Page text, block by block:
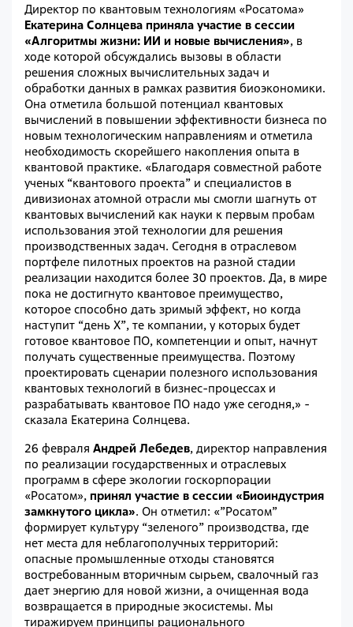
Директор по квантовым технологиям «Росатома»
Екатерина Солнцева приняла участие в сессии
«Алгоритмы жизни: ИИ и новые вычисления», в
ходе которой обсуждались вызовы в области
решения сложных вычислительных задач и
обработки данных в рамках развития биоэкономики.
Она отметила большой потенциал квантовых
вычислений в повышении эффективности бизнеса по
новым технологическим направлениям и отметила
необходимость скорейшего накопления опыта в
квантовой практике. «Благодаря совместной работе
ученых “квантового проекта” и специалистов в
дивизионах атомной отрасли мы смогли шагнуть от
квантовых вычислений как науки к первым пробам
использования этой технологии для решения
производственных задач. Сегодня в отраслевом
портфеле пилотных проектов на разной стадии
реализации находится более 30 проектов. Да, в мире
пока не достигнуто квантовое преимущество,
которое способно дать зримый эффект, но когда
наступит “день Х”, те компании, у которых будет
готовое квантовое ПО, компетенции и опыт, начнут
получать существенные преимущества. Поэтому
проектировать сценарии полезного использования
квантовых технологий в бизнес-процессах и
разрабатывать квантовое ПО надо уже сегодня,» -
сказала Екатерина Солнцева.
26 февраля Андрей Лебедев, директор направления
по реализации государственных и отраслевых
программ в сфере экологии госкорпорации
«Росатом», принял участие в сессии «Биоиндустрия
замкнутого цикла». Он отметил: «”Росатом”
формирует культуру “зеленого” производства, где
нет места для неблагополучных территорий:
опасные промышленные отходы становятся
востребованным вторичным сырьем, свалочный газ
дает энергию для новой жизни, а очищенная вода
возвращается в природные экосистемы. Мы
тиражируем принципы рационального